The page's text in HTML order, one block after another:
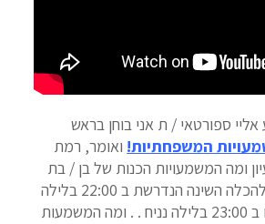
ספורטאי / ת אני בוחן בראש
המשפחתיות! ואומר, רמת
ומה המשמעויות הכנות של בן / בת
הזוג ? האם ניתנת להכלה השינה הנדרשת ב 22:00 בלילה
או כאשר מתפרעים ב 23:00 בלילה נניח . . ומה המשמעות